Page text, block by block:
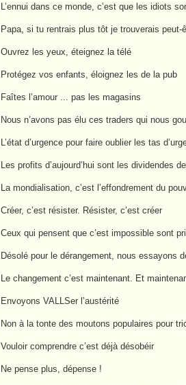
L’ennui dans ce monde, c’est que les idiots
Papa, si tu rentrais plus tôt je trouverais peut-
Ouvrez les yeux, éteignez la télé
Protégez vos enfants, éloignez les de la pub
Faîtes l’amour ... pas les magasins
Nous n’avons pas élu ces traders qui nous
L’état d’urgence pour faire oublier les tas
Les profits d’aujourd’hui sont les dividendes
La mondialisation, c’est l’effondrement du
Créer, c’est résister. Résister, c’est créer
Ceux qui pensent que c’est impossible sont
Désolé pour le dérangement, nous essayons
Le changement c’est maintenant. Et
Envoyons VALLSer l’austérité
Non à la tonte des moutons populaires pour
Vouloir comprendre c’est déjà désobéir
Ne pense plus, dépense !